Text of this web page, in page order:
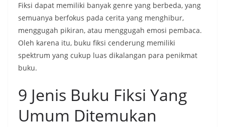
Fiksi dapat memiliki banyak genre yang berbeda, yang
semuanya berfokus pada cerita yang menghibur,
menggugah pikiran, atau menggugah emosi pembaca.
Oleh karena itu, buku fiksi cenderung memiliki
spektrum yang cukup luas dikalangan para penikmat
buku.
9 Jenis Buku Fiksi Yang
Umum Ditemukan